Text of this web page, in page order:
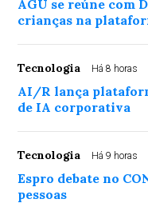
AGU se reúne com
crianças na
Tecnologia Há 8 horas
AI/R lança
de IA corporativa
Tecnologia Há 9 horas
Espro debate no
pessoas